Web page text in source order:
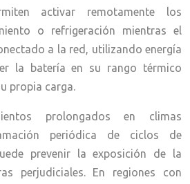
activar remotamente los
o refrigeración mientras el
a la red, utilizando energía
la batería en su rango térmico
propia carga.
prolongados en climas
periódica de ciclos de
prevenir la exposición de la
perjudiciales. En regiones con